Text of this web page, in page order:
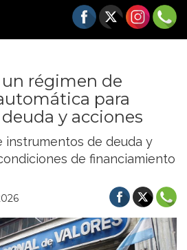
un régimen de
para
y acciones
instrumentos de deuda y
de financiamiento